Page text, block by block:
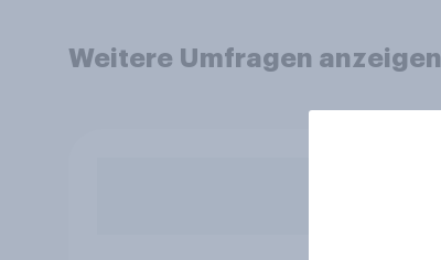
Weitere Umfragen anzeigen